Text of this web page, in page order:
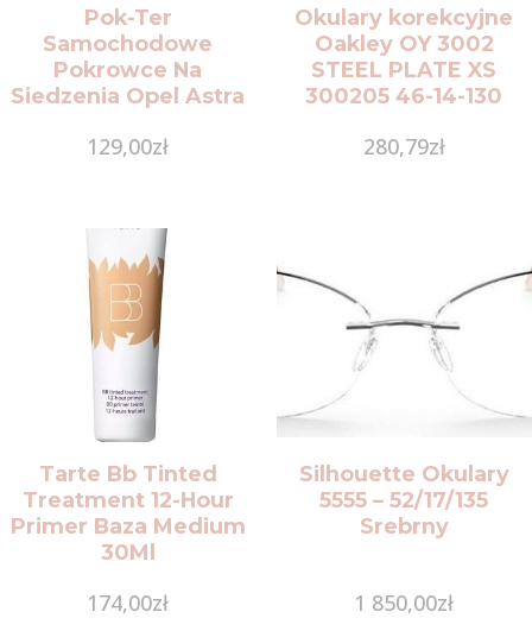
Pok-Ter
Samochodowe
Pokrowce Na
Siedzenia Opel Astra
129,00zł
Okulary korekcyjne
Oakley OY 3002
STEEL PLATE XS
300205 46-14-130
280,79zł
Tarte Bb Tinted
Treatment 12-Hour
Primer Baza Medium
30Ml
174,00zł
Silhouette Okulary
5555 – 52/17/135
Srebrny
1 850,00zł